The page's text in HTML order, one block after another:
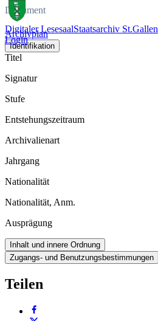
Digitaler LesesaalStaatsarchiv St.Gallen
Login
Dokument
Archivplan
Identifikation
Titel
Signatur
Stufe
Entstehungszeitraum
Archivalienart
Jahrgang
Nationalität
Nationalität, Anm.
Ausprägung
Inhalt und innere Ordnung
Zugangs- und Benutzungsbestimmungen
Teilen